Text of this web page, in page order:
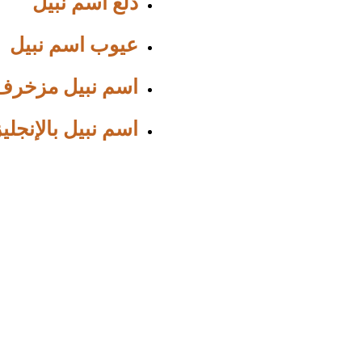
دلع اسم نبيل
عيوب اسم نبيل
اسم نبيل
اسم نبيل